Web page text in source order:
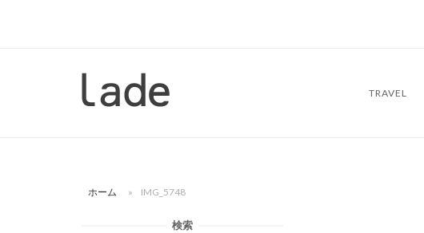
ー
TRAVEL
ホーム » IMG_5748
検索